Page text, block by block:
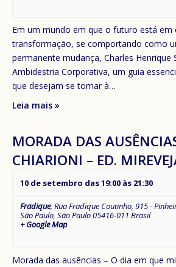
Em um mundo em que o futuro está em
transformação, se comportando como
permanente mudança, Charles Henrique
Ambidestria Corporativa, um guia
que desejam se tornar à…
Leia mais »
MORADA DAS
CHIARIONI – ED.
10 de setembro das 19:00 às 21:30
Fradique, Rua Fradique Coutinho, 915 -
São Paulo, São Paulo05416-011 Brasil
+ Google Map
Morada das ausências – O dia em que